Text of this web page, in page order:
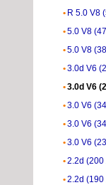
R 5.0 V8
5.0 V8
5.0 V8
3.0d V6
3.0d V6
3.0 V6
3.0 V6
3.0 V6
2.2d (200
2.2d (190